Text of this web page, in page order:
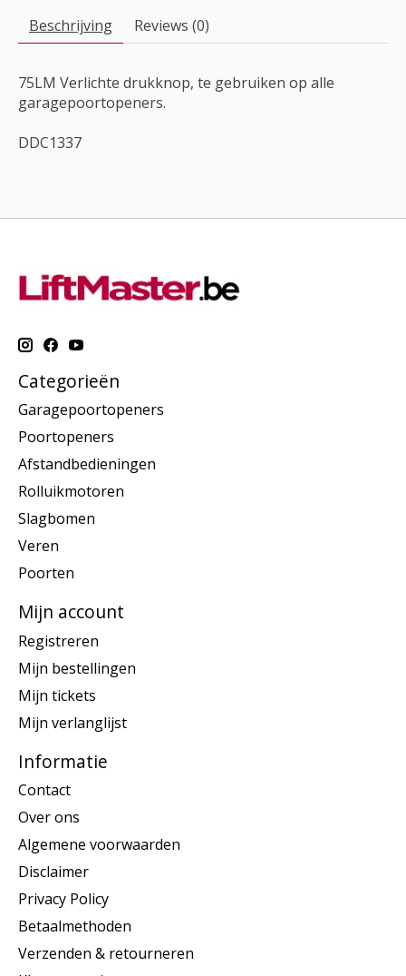
Beschrijving Reviews (0)
75LM Verlichte drukknop, te gebruiken op alle
garagepoortopeners.
DDC1337
Categorieën
Garagepoortopeners
Poortopeners
Afstandbedieningen
Rolluikmotoren
Slagbomen
Veren
Poorten
Mijn account
Registreren
Mijn bestellingen
Mijn tickets
Mijn verlanglijst
Informatie
Contact
Over ons
Algemene voorwaarden
Disclaimer
Privacy Policy
Betaalmethoden
Verzenden & retourneren